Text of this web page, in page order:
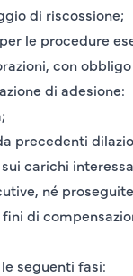
di riscossione;
per le procedure
con
di adesione:
precedenti
carichi
né
di
seguenti fasi: